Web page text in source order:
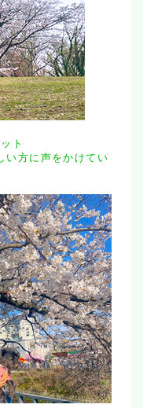
ト
い方に声をかけてい